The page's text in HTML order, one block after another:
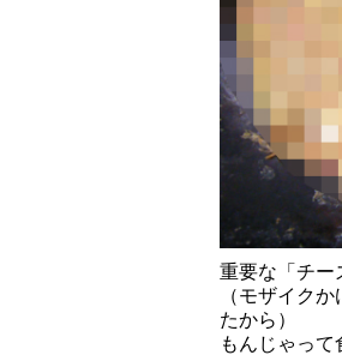
重要な「チー
（モザイク
たから）
もんじゃっ